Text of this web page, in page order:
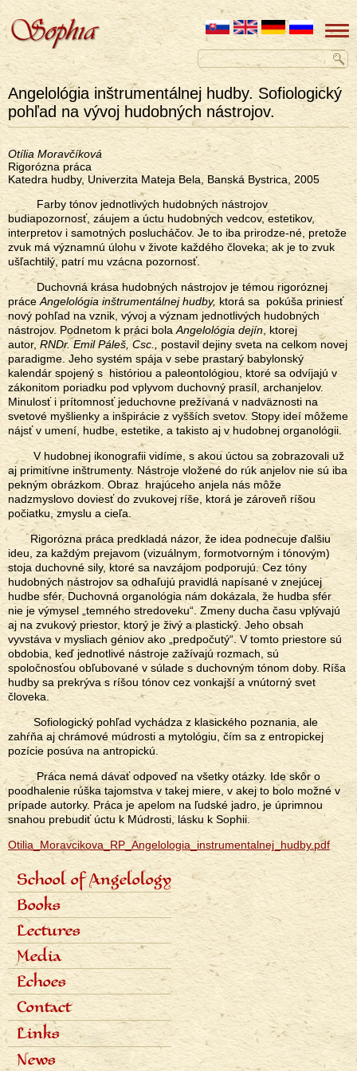
Angelológia inštrumentálnej hudby. Sofiologický
pohľad na vývoj hudobných nástrojov.
Otília Moravčíková
Rigorózna práca
Katedra hudby, Univerzita Mateja Bela, Banská Bystrica, 2005
Farby tónov jednotlivých hudobných nástrojov
budiapozornosť, záujem a úctu hudobných vedcov, estetikov,
interpretov i samotných poslucháčov. Je to iba prirodze-né, pretože
zvuk má významnú úlohu v živote každého človeka; ak je to zvuk
ušľachtilý, patrí mu vzácna pozornosť.
Duchovná krása hudobných nástrojov je témou rigoróznej
práce Angelológia inštrumentálnej hudby, ktorá sa pokúša priniesť
nový pohľad na vznik, vývoj a význam jednotlivých hudobných
nástrojov. Podnetom k práci bola Angelológia dejín , ktorej
autor, RNDr. Emil Páleš, Csc.,
postavil dejiny sveta na celkom novej
paradigme. Jeho systém spája v sebe prastarý babylonský
kalendár spojený s históriou a paleontológiou, ktoré sa odvíjajú v
zákonitom poriadku pod vplyvom duchovný prasíl, archanjelov.
Minulosť i prítomnosť jeduchovne prežívaná v nadväznosti na
svetové myšlienky a inšpirácie z vyšších svetov. Stopy ideí môžeme
nájsť v umení, hudbe, estetike, a takisto aj v hudobnej organológii.
V hudobnej ikonografii vidíme, s akou úctou sa zobrazovali už
aj primitívne inštrumenty. Nástroje vložené do rúk anjelov nie sú iba
pekným obrázkom. Obraz hrajúceho anjela nás môže
nadzmyslovo doviesť do zvukovej ríše, ktorá je zároveň ríšou
počiatku, zmyslu a cieľa.
Rigorózna práca predkladá názor, že idea podnecuje ďalšiu
ideu, za každým prejavom (vizuálnym, formotvorným i tónovým)
stoja duchovné sily, ktoré sa navzájom podporujú. Cez tóny
hudobných nástrojov sa odhaľujú pravidlá napísané v znejúcej
hudbe sfér. Duchovná organológia nám dokázala, že hudba sfér
nie je výmysel „temného stredoveku“. Zmeny ducha času vplývajú
aj na zvukový priestor, ktorý je živý a plastický. Jeho obsah
vyvstáva v mysliach géniov ako „predpočutý“. V tomto priestore sú
obdobia, keď jednotlivé nástroje zažívajú rozmach, sú
spoločnosťou obľubované v súlade s duchovným tónom doby. Ríša
hudby sa prekrýva s ríšou tónov cez vonkajší a vnútorný svet
človeka.
Sofiologický pohľad vychádza z klasického poznania, ale
zahŕňa aj chrámové múdrosti a mytológiu, čím sa z entropickej
pozície posúva na antropickú.
Práca nemá dávať odpoveď na všetky otázky. Ide skôr o
poodhalenie rúška tajomstva v takej miere, v akej to bolo možné v
prípade autorky. Práca je apelom na ľudské jadro, je úprimnou
snahou prebudiť úctu k Múdrosti, lásku k Sophii.
Otilia_Moravcikova_RP_Angelologia_instrumentalnej_hudby.pdf
Primárne
odkazy
eng
School of Angelology
Content of the school
Seven classes
Photo gallery
Books
Seven archangels
Lectures
Schedule of lectures
Records of lectures
Media
Scientific articles
Popular articles
Interviews
Radio
Television
Bibliography
Echoes
Dialogues
Reviews
Awards
Contact
Links
News